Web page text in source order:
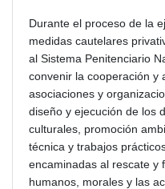
Durante el proceso de la
medidas cautelares
al Sistema Penitenciario
convenir la cooperación y
asociaciones y
diseño y ejecución de los
culturales, promoción
técnica y trabajos
encaminadas al rescate y
humanos, morales y las